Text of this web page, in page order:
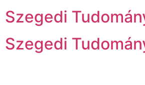
Szegedi
Szegedi